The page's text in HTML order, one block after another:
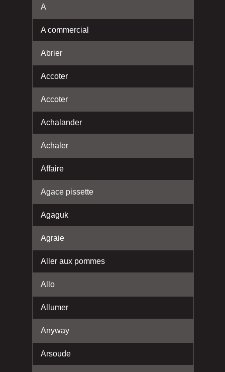
A
A commercial
Abrier
Accoter
Accoter
Achalander
Achaler
Affaire
Agace pissette
Agaguk
Agraie
Aller aux pommes
Allo
Allumer
Anyway
Arsoude